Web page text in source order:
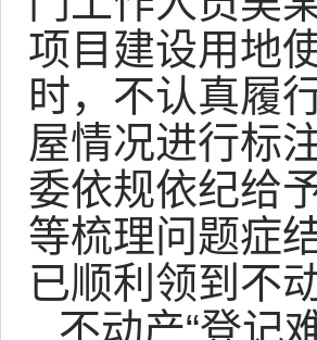
项目建设用地
时，不认真履
屋情况进行标
委依规依纪给
等梳理问题症
已顺利领到不
不动产“登记